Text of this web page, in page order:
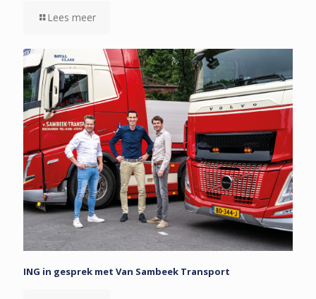
Lees meer
ING in gesprek met Van Sambeek Transport